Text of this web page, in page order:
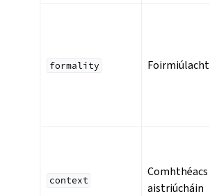
formality Foirmiúlacht
context
Comhthéacs
aistriúcháin